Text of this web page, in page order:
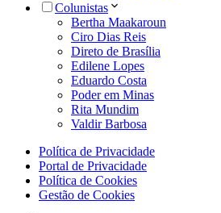
Colunistas
Bertha Maakaroun
Ciro Dias Reis
Direto de Brasília
Edilene Lopes
Eduardo Costa
Poder em Minas
Rita Mundim
Valdir Barbosa
Política de Privacidade
Portal de Privacidade
Política de Cookies
Gestão de Cookies